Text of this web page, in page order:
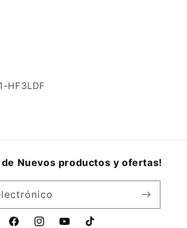
HF3LDF
de Nuevos productos y ofertas!